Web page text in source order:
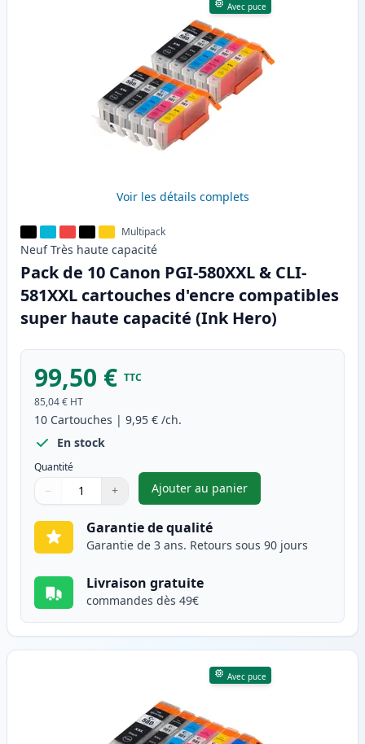
Avec puce
Voir les détails complets
Multipack
Neuf Très haute capacité
Pack de 10 Canon PGI-580XXL & CLI-
581XXL cartouches d'encre compatibles
super haute capacité (Ink Hero)
99,50 € TTC
85,04 € HT
10 Cartouches | 9,95 € /ch.
En stock
Quantité
Quantité
Utilisez les boutons pour ajuster
− +
Quantité
Ajouter au panier
,Pack de 10 Canon PGI-
Garantie de qualité
Garantie de 3 ans. Retours sous 90 jours
Livraison gratuite
commandes dès 49€
Avec puce